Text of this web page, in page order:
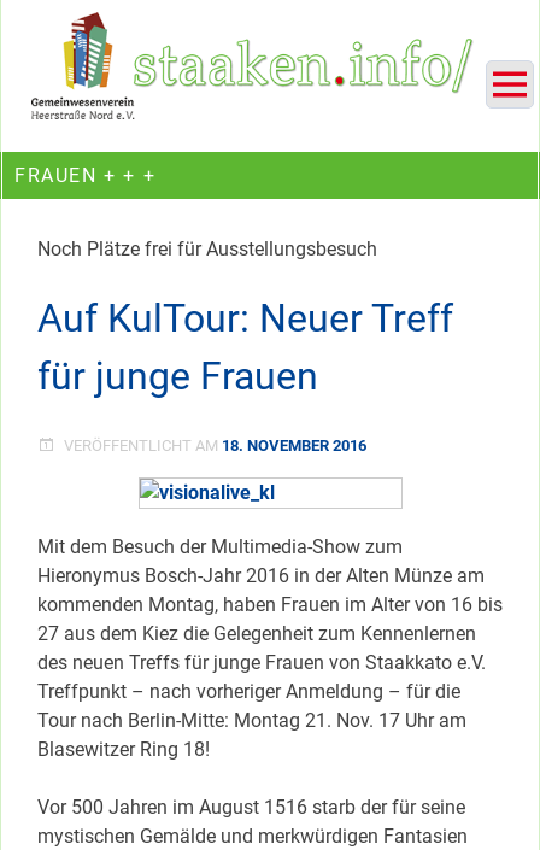
Ein Projekt des Gemeinwesenvereins Heerstraße Nord
FRAUEN + + +
Noch Plätze frei für Ausstellungsbesuch
Auf KulTour: Neuer Treff
für junge Frauen
VERÖFFENTLICHT AM 18. NOVEMBER 2016
Mit dem Besuch der Multimedia-Show zum
Hieronymus Bosch-Jahr 2016 in der Alten Münze am
kommenden Montag, haben Frauen im Alter von 16 bis
27 aus dem Kiez die Gelegenheit zum Kennenlernen
des neuen Treffs für junge Frauen von Staakkato e.V.
Treffpunkt – nach vorheriger Anmeldung – für die
Tour nach Berlin-Mitte: Montag 21. Nov. 17 Uhr am
Blasewitzer Ring 18!
Vor 500 Jahren im August 1516 starb der für seine
mystischen Gemälde und merkwürdigen Fantasien